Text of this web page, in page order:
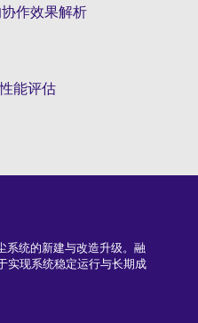
作效果解析
能评估
系统的新建与改造升级。融
实现系统稳定运行与长期成